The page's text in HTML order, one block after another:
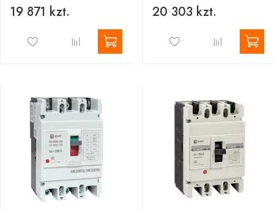
19 871 kzt. 20 303 kzt.